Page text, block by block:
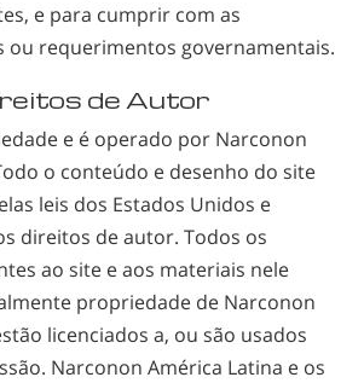
e para cumprir com as
ou requerimentos governamentais.
de Autor
e é operado por Narconon
o conteúdo e desenho do site
leis dos Estados Unidos e
direitos de autor. Todos os
ao site e aos materiais nele
propriedade de Narconon
licenciados a, ou são usados
Narconon América Latina e os